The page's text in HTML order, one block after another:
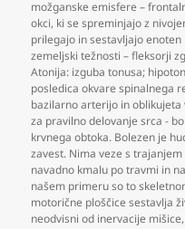
možganske emisfere –
okci, ki se spreminjajo z
prilegajo in sestavljajo
zemeljski težnosti – fleksorji
Atonija: izguba tonusa;
posledica okvare spinalnega
bazilarno arterijo in
za pravilno delovanje srca -
krvnega obtoka. Bolezen je
zavest. Nima veze s
navadno kmalu po travmi in
našem primeru so to
motorične ploščice sestavlja
neodvisni od inervacije mišice,